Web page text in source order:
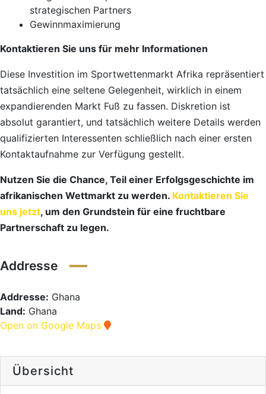
strategischen Partners
Gewinnmaximierung
Kontaktieren Sie uns für mehr Informationen
Diese Investition im Sportwettenmarkt Afrika repräsentiert
tatsächlich eine seltene Gelegenheit, wirklich in einem
expandierenden Markt Fuß zu fassen. Diskretion ist
absolut garantiert, und tatsächlich weitere Details werden
qualifizierten Interessenten schließlich nach einer ersten
Kontaktaufnahme zur Verfügung gestellt.
Nutzen Sie die Chance, Teil einer Erfolgsgeschichte im
afrikanischen Wettmarkt zu werden. Kontaktieren Sie
uns jetzt, um den Grundstein für eine fruchtbare
Partnerschaft zu legen.
Addresse
Addresse: Ghana
Land: Ghana
Open on Google Maps
Übersicht